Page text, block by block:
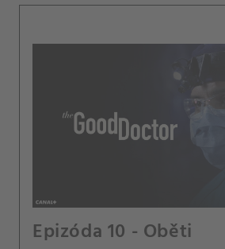
Epizóda 10 - Oběti